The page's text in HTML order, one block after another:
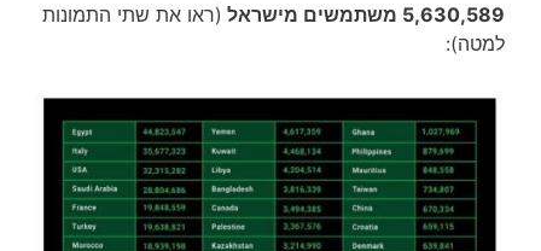
5,630,589 משתמשים מישראל
(ראו את שתי התמונות
למטה):